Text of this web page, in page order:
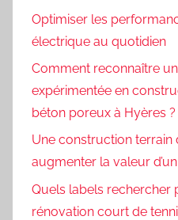
Optimiser les
électrique au quotidien
Comment reconnaître
expérimentée en
béton poreux à Hyères ?
Une construction terrain
augmenter la valeur
Quels labels rechercher
rénovation court de